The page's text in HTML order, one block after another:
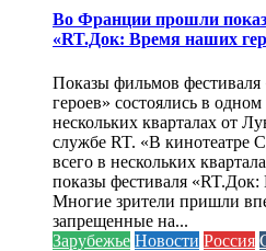
Во Франции прошли
«RT.Док: Время наших
Показы фильмов
героев» состоялись в
нескольких кварталах от
службе RT. «В кинотеатре
всего в нескольких
показы фестиваля
Многие зрители пришли
запрещенные на...
Зарубежье Новости Россия